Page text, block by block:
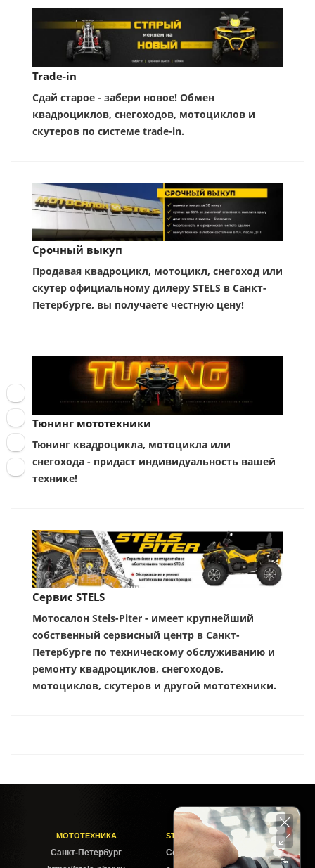
Trade-in
Сдай старое - забери новое! Обмен
квадроциклов, снегоходов, мотоциклов и
скутеров по системе trade-in.
Срочный выкуп
Продавая квадроцикл, мотоцикл, снегоход или
скутер официальному дилеру STELS в Санкт-
Петербурге, вы получаете честную цену!
Тюнинг мототехники
Тюнинг квадроцикла, мотоцикла или
снегохода - придаст индивидуальность вашей
технике!
Сервис STELS
Мотосалон Stels-Piter - имеет крупнейший
собственный сервисный центр в Санкт-
Петербурге по техническому обслуживанию и
ремонту квадроциклов, снегоходов,
мотоциклов, скутеров и другой мототехники.
МОТОТЕХНИКА
Cанкт-Петербург
STELS-PITER СОФИЙСКАЯ
Софийская ул. 6Б